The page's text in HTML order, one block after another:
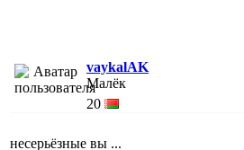
vaykalAK
Малёк
20
несерьёзные вы ...